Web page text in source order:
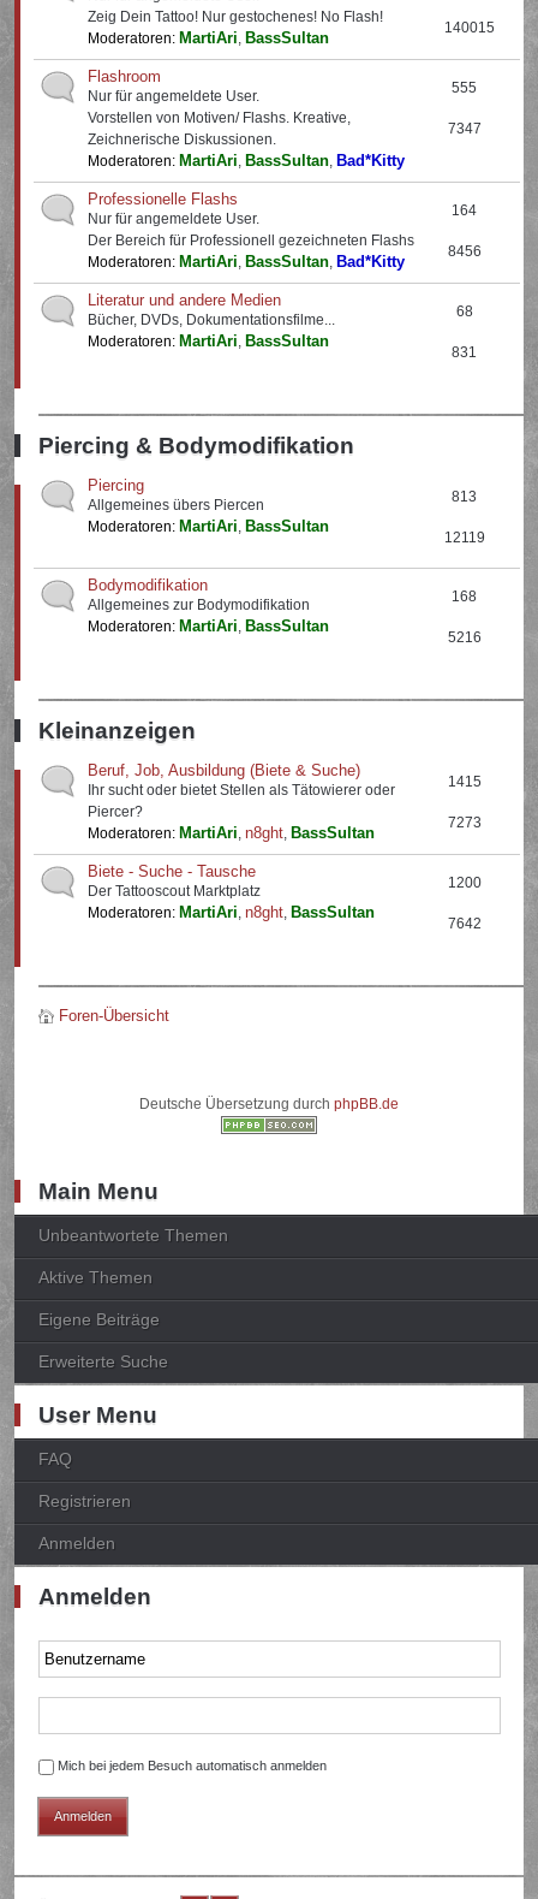
Zeig Dein Tattoo! Nur gestochenes! No Flash!
Moderatoren: MartiAri, BassSultan
140015
Flashroom
Nur für angemeldete User.
Vorstellen von Motiven/ Flashs. Kreative,
Zeichnerische Diskussionen.
Moderatoren: MartiAri, BassSultan, Bad*Kitty
555
7347
Professionelle Flashs
Nur für angemeldete User.
Der Bereich für Professionell gezeichneten Flashs
Moderatoren: MartiAri, BassSultan, Bad*Kitty
164
8456
Literatur und andere Medien
Bücher, DVDs, Dokumentationsfilme...
Moderatoren: MartiAri, BassSultan
68
831
Piercing & Bodymodifikation
Piercing
Allgemeines übers Piercen
Moderatoren: MartiAri, BassSultan
813
12119
Bodymodifikation
Allgemeines zur Bodymodifikation
Moderatoren: MartiAri, BassSultan
168
5216
Kleinanzeigen
Beruf, Job, Ausbildung (Biete & Suche)
Ihr sucht oder bietet Stellen als Tätowierer oder
Piercer?
Moderatoren: MartiAri,n8ght, BassSultan
1415
7273
Biete - Suche - Tausche
Der Tattooscout Marktplatz
Moderatoren: MartiAri,n8ght, BassSultan
1200
7642
Foren-Übersicht
Deutsche Übersetzung durch phpBB.de
Main Menu
Unbeantwortete Themen
Aktive Themen
Eigene Beiträge
Erweiterte Suche
User Menu
FAQ
Registrieren
Anmelden
Anmelden
Mich bei jedem Besuch automatisch anmelden